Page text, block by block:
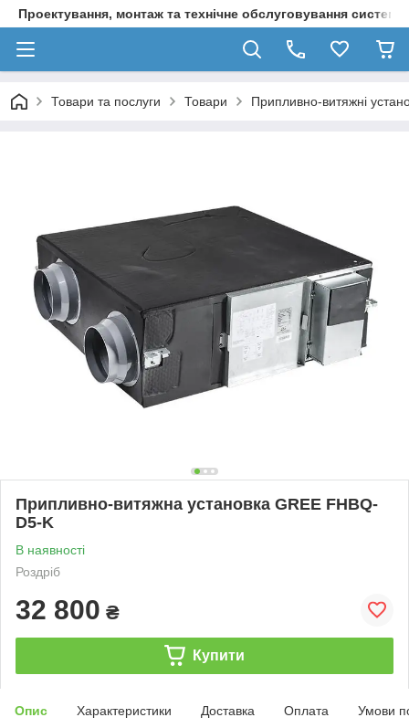
Проектування, монтаж та технічне обслуговування систем
Товари та послуги Товари Припливно-витяжні
Припливно-витяжна установка GREE FHBQ-
D5-K
В наявності
Роздріб
32 800 ₴
Купити
Опис Характеристики Доставка Оплата Умови